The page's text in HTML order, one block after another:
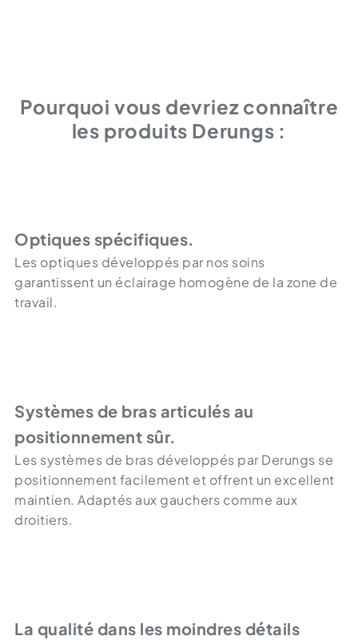
Pourquoi vous devriez connaître
les produits Derungs :
Optiques spécifiques.
Les optiques développés par nos soins
garantissent un éclairage homogène de la zone de
travail.
Systèmes de bras articulés au
positionnement sûr.
Les systèmes de bras développés par Derungs se
positionnement facilement et offrent un excellent
maintien. Adaptés aux gauchers comme aux
droitiers.
La qualité dans les moindres détails